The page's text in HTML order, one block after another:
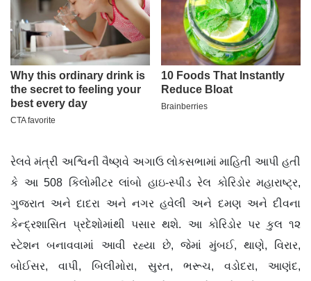
રેલવે મંત્રી અશ્વિની વૈષ્ણવે અગાઉ લોકસભામાં માહિતી આપી હતી
કે આ 508 કિલોમીટર લાંબો હાઇ-સ્પીડ રેલ કોરિડોર મહારાષ્ટ્ર,
ગુજરાત અને દાદરા અને નગર હવેલી અને દમણ અને દીવના
કેન્દ્રશાસિત પ્રદેશોમાંથી પસાર થશે. આ કોરિડોર પર કુલ ૧૨
સ્ટેશન બનાવવામાં આવી રહ્યા છે, જેમાં મુંબઈ, થાણે, વિરાર,
બોઈસર, વાપી, બિલીમોરા, સુરત, ભરૂચ, વડોદરા, આણંદ,